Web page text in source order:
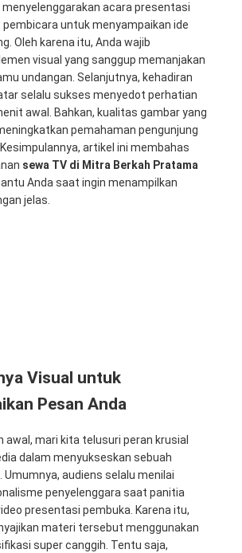
acara presentasi
untuk menyampaikan ide
Oleh karena itu, Anda wajib
visual yang sanggup memanjakan
undangan. Selanjutnya, kehadiran
selalu sukses menyedot perhatian
awal. Bahkan, kualitas gambar yang
pemahaman pengunjung
artikel ini membahas
sewa TV di Mitra Berkah Pratama
Anda saat ingin menampilkan
jelas.
Visual untuk
Pesan Anda
awal, mari kita telusuri peran krusial
dalam menyukseskan sebuah
Umumnya, audiens selalu menilai
penyelenggara saat panitia
presentasi pembuka. Karena itu,
materi tersebut menggunakan
super canggih. Tentu saja,